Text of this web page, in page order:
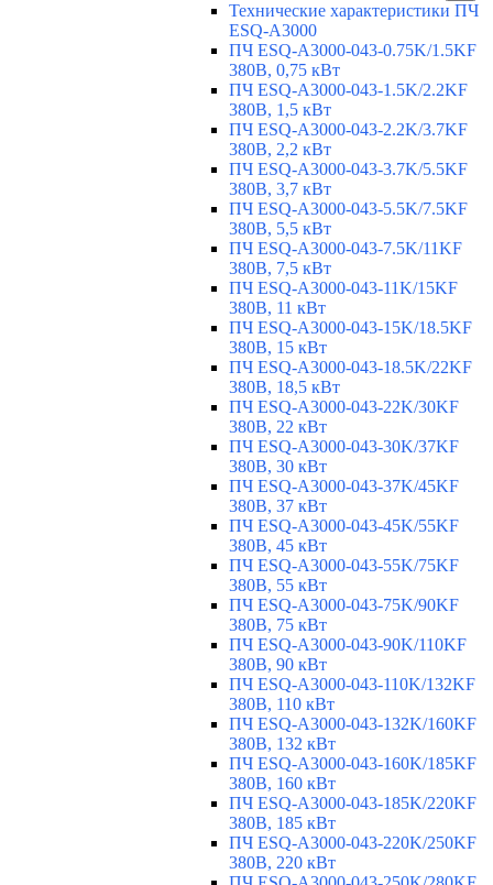
Технические характеристики ПЧ
ESQ-A3000
ПЧ ESQ-A3000-043-0.75K/1.5KF
380В, 0,75 кВт
ПЧ ESQ-A3000-043-1.5K/2.2KF
380В, 1,5 кВт
ПЧ ESQ-A3000-043-2.2K/3.7KF
380В, 2,2 кВт
ПЧ ESQ-A3000-043-3.7K/5.5KF
380В, 3,7 кВт
ПЧ ESQ-A3000-043-5.5K/7.5KF
380В, 5,5 кВт
ПЧ ESQ-A3000-043-7.5K/11KF
380В, 7,5 кВт
ПЧ ESQ-A3000-043-11K/15KF
380В, 11 кВт
ПЧ ESQ-A3000-043-15K/18.5KF
380В, 15 кВт
ПЧ ESQ-A3000-043-18.5K/22KF
380В, 18,5 кВт
ПЧ ESQ-A3000-043-22K/30KF
380В, 22 кВт
ПЧ ESQ-A3000-043-30K/37KF
380В, 30 кВт
ПЧ ESQ-A3000-043-37K/45KF
380В, 37 кВт
ПЧ ESQ-A3000-043-45K/55KF
380В, 45 кВт
ПЧ ESQ-A3000-043-55K/75KF
380В, 55 кВт
ПЧ ESQ-A3000-043-75K/90KF
380В, 75 кВт
ПЧ ESQ-A3000-043-90K/110KF
380В, 90 кВт
ПЧ ESQ-A3000-043-110K/132KF
380В, 110 кВт
ПЧ ESQ-A3000-043-132K/160KF
380В, 132 кВт
ПЧ ESQ-A3000-043-160K/185KF
380В, 160 кВт
ПЧ ESQ-A3000-043-185K/220KF
380В, 185 кВт
ПЧ ESQ-A3000-043-220K/250KF
380В, 220 кВт